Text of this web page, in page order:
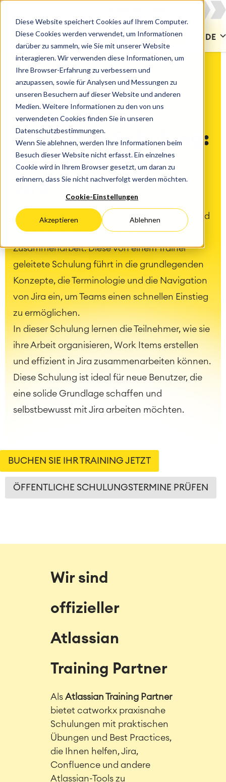
Diese Website speichert Cookies auf Ihrem Computer.
Diese Cookies werden verwendet, um Informationen
darüber zu sammeln, wie Sie mit unserer Website
interagieren. Wir verwenden diese Informationen, um
Ihre Browser-Erfahrung zu verbessern und
anzupassen, sowie für Analysen und Messungen zu
unseren Besuchern auf dieser Website und anderen
Medien. Weitere Informationen zu den von uns
verwendeten Cookies finden Sie in unseren
Datenschutzbestimmungen.
Wenn Sie ablehnen, werden Ihre Informationen beim
Besuch dieser Website nicht erfasst. Ein einzelnes
Cookie wird in Ihrem Browser gesetzt, um daran zu
erinnern, dass Sie nicht nachverfolgt werden möchten.
Cookie-Einstellungen
Akzeptieren Ablehnen
KONTAKT DE
CATWORKX ACADEMY
Atlassian-Schulung:
Get started with
Jira
Lernen Sie die Grundlagen von Jira kennen und
beginnen Sie mit der effektiven
Zusammenarbeit. Diese von einem Trainer
geleitete Schulung führt in die grundlegenden
Konzepte, die Terminologie und die Navigation
von Jira ein, um Teams einen schnellen Einstieg
zu ermöglichen.
In dieser Schulung lernen die Teilnehmer, wie sie
ihre Arbeit organisieren, Work Items erstellen
und effizient in Jira zusammenarbeiten können.
Diese Schulung ist ideal für neue Benutzer, die
eine solide Grundlage schaffen und
selbstbewusst mit Jira arbeiten möchten.
BUCHEN SIE IHR TRAINING JETZT
ÖFFENTLICHE SCHULUNGSTERMINE PRÜFEN
Wir sind
offizieller
Atlassian
Training Partner
Als Atlassian Training Partner
bietet catworkx praxisnahe
Schulungen mit praktischen
Übungen und Best Practices,
die Ihnen helfen, Jira,
Confluence und andere
Atlassian-Tools zu